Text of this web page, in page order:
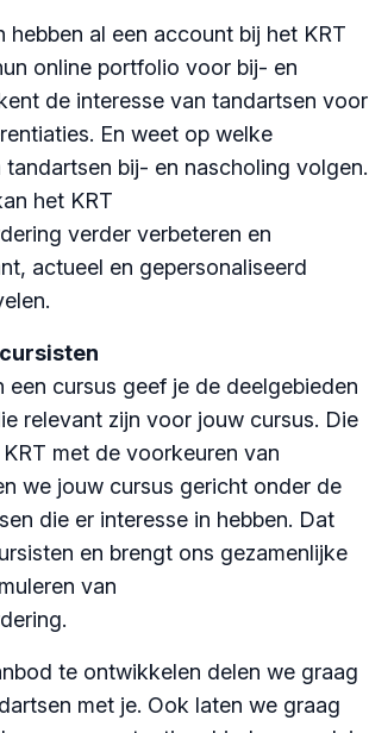
hebben al een account bij het KRT
online portfolio voor bij- en
de interesse van tandartsen voor
En weet op welke
bij- en nascholing volgen.
het KRT
verder verbeteren en
actueel en gepersonaliseerd
een cursus geef je de deelgebieden
relevant zijn voor jouw cursus. Die
met de voorkeuren van
we jouw cursus gericht onder de
die er interesse in hebben. Dat
en brengt ons gezamenlijke
van
te ontwikkelen delen we graag
met je. Ook laten we graag